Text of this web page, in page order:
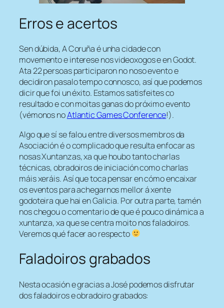
Erros e acertos
Sen dúbida, A Coruña é unha cidade con
movemento e interese nos videoxogos e en Godot.
Ata 22 persoas participaron no noso evento e
decidiron pasalo tempo connosco, así que podemos
dicir que foi un éxito. Estamos satisfeites co
resultado e con moitas ganas do próximo evento
(vémonos noAtlantic Games Conference!).
Algo que sí se falou entre diversos membros da
Asociación é o complicado que resulta enfocar as
nosas Xuntanzas, xa que houbo tanto charlas
técnicas, obradoiros de iniciación como charlas
máis xeráis. Así que toca pensar en cómo encaixar
os eventos para achegarnos mellor á xente
godoteira que hai en Galicia. Por outra parte, tamén
nos chegou o comentario de que é pouco dinámica a
xuntanza, xa que se centra moito nos faladoiros.
Veremos qué facer ao respecto
Faladoiros grabados
Nesta ocasión e gracias a José podemos disfrutar
dos faladoiros e obradoiro grabados: